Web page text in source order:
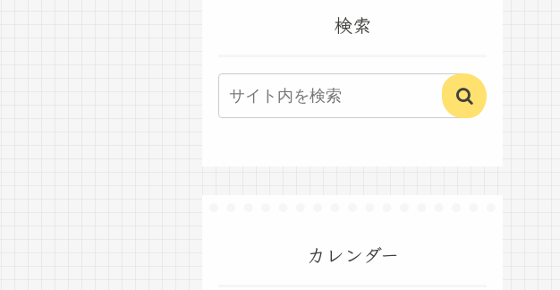
検索
カレンダー